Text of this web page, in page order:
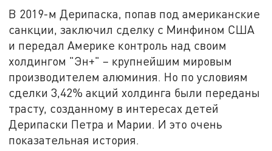
В 2019-м Дерипаска, попав под американские
санкции, заключил сделку с Минфином США
и передал Америке контроль над своим
холдингом "Эн+" – крупнейшим мировым
производителем алюминия. Но по условиям
сделки 3,42% акций холдинга были переданы
трасту, созданному в интересах детей
Дерипаски Петра и Марии. И это очень
показательная история.